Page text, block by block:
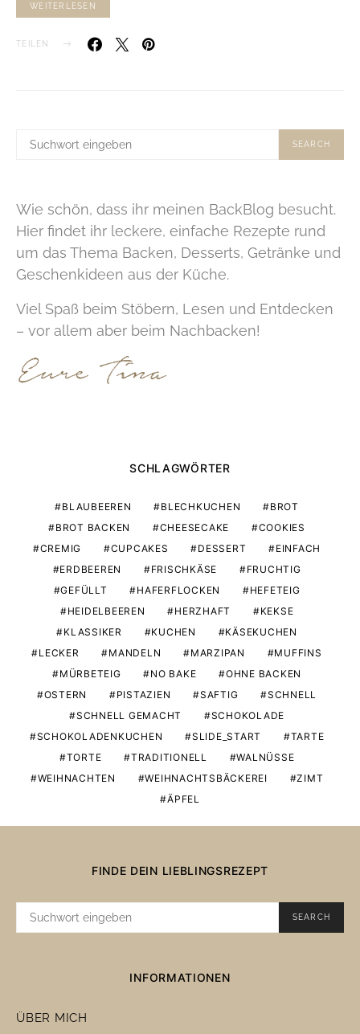
WEITERLESEN
TEILEN
SUCHE
SEARCH
Wie schön, dass ihr meinen BackBlog besucht.
Hier findet ihr leckere, einfache Rezepte rund
um das Thema Backen, Desserts, Getränke und
Geschenkideen aus der Küche.
Viel Spaß beim Stöbern, Lesen und Entdecken
– vor allem aber beim Nachbacken!
SCHLAGWÖRTER
BLAUBEEREN BLECHKUCHEN
BROT
BROT BACKEN
CHEESECAKE
COOKIES
CREMIG
CUPCAKES DESSERT
EINFACH
ERDBEEREN
FRISCHKÄSE
FRUCHTIG
GEFÜLLT
HAFERFLOCKEN
HEFETEIG
HEIDELBEEREN
HERZHAFT
KEKSE
KLASSIKER
KUCHEN
KÄSEKUCHEN
LECKER
MANDELN MARZIPAN
MUFFINS
MÜRBETEIG
NO BAKE
OHNE BACKEN
OSTERN
PISTAZIEN SAFTIG
SCHNELL
SCHNELL GEMACHT
SCHOKOLADE
SCHOKOLADENKUCHEN
SLIDE_START
TARTE
TORTE
TRADITIONELL
WALNÜSSE
WEIHNACHTEN
WEIHNACHTSBÄCKEREI
ZIMT
ÄPFEL
FINDE DEIN LIEBLINGSREZEPT
SUCHE
SEARCH
INFORMATIONEN
ÜBER MICH